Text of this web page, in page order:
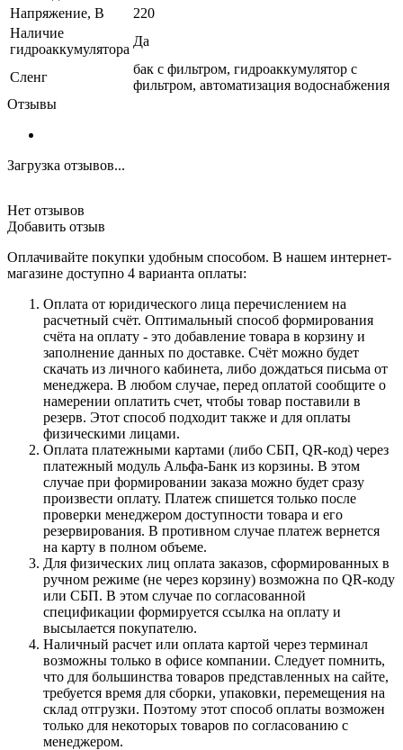
Напряжение, В
220
Наличие
гидроаккумулятора
Да
Сленг
бак с фильтром, гидроаккумулятор с
фильтром, автоматизация водоснабжения
Отзывы
Загрузка отзывов...
Нет отзывов
Добавить отзыв
Оплачивайте покупки удобным способом. В нашем интернет-
магазине доступно 4 варианта оплаты:
Оплата от юридического лица перечислением на
расчетный счёт. Оптимальный способ формирования
счёта на оплату - это добавление товара в корзину и
заполнение данных по доставке. Счёт можно будет
скачать из личного кабинета, либо дождаться письма от
менеджера. В любом случае, перед оплатой сообщите о
намерении оплатить счет, чтобы товар поставили в
резерв. Этот способ подходит также и для оплаты
физическими лицами.
Оплата платежными картами (либо СБП, QR-код) через
платежный модуль Альфа-Банк из корзины. В этом
случае при формировании заказа можно будет сразу
произвести оплату. Платеж спишется только после
проверки менеджером доступности товара и его
резервирования. В противном случае платеж вернется
на карту в полном объеме.
Для физических лиц оплата заказов, сформированных в
ручном режиме (не через корзину) возможна по QR-коду
или СБП. В этом случае по согласованной
спецификации формируется ссылка на оплату и
высылается покупателю.
Наличный расчет или оплата картой через терминал
возможны только в офисе компании. Следует помнить,
что для большинства товаров представленных на сайте,
требуется время для сборки, упаковки, перемещения на
склад отгрузки. Поэтому этот способ оплаты возможен
только для некоторых товаров по согласованию с
менеджером.